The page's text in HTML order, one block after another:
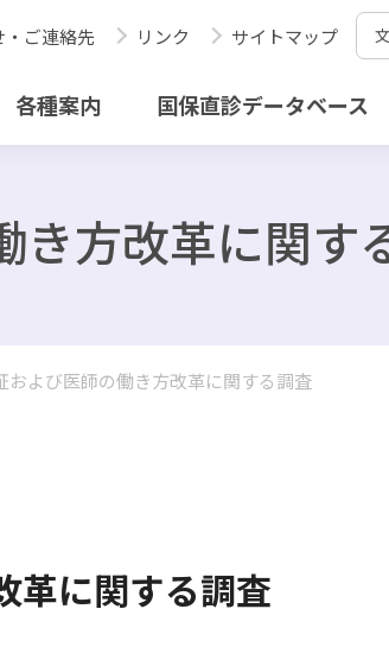
・ご連絡先 リンク サイトマップ
各種案内 国保直診データベース
き方改革に関す
および医師の働き方改革に関する調査
革に関する調査